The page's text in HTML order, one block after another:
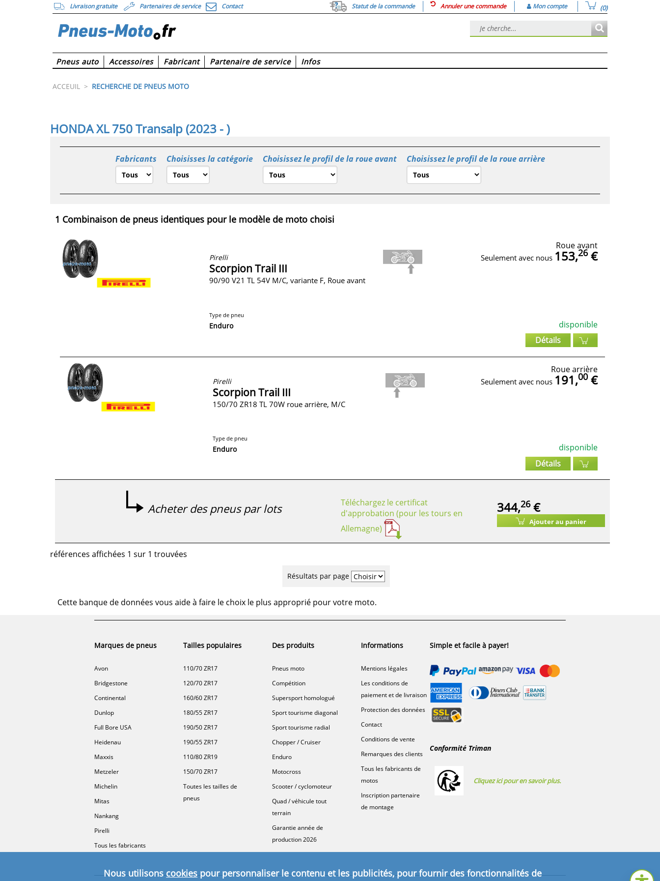
Livraison gratuite Partenaires de service Contact Statut de la commande Annuler une commande Mon compte (0)
Pneus auto Accessoires Fabricant Partenaire de service Infos
ACCEUIL > RECHERCHE DE PNEUS MOTO
HONDA XL 750 Transalp (2023 - )
Fabricants Choisisses la catégorie Choisissez le profil de la roue avant Choisissez le profil de la roue arrière
1 Combinaison de pneus identiques pour le modèle de moto choisi
Pirelli
Scorpion Trail III
90/90 V21 TL 54V M/C, variante F, Roue avant
Type de pneu
Enduro
Roue avant
Seulement avec nous 153,26€
disponible
Détails
Pirelli
Scorpion Trail III
150/70 ZR18 TL 70W roue arrière, M/C
Type de pneu
Enduro
Roue arrière
Seulement avec nous 191,00€
disponible
Détails
Acheter des pneus par lots
Téléchargez le certificat
d'approbation (pour les tours en
Allemagne)
344,26€
Ajouter au panier
références affichées 1 sur 1 trouvées
Résultats par page
Cette banque de données vous aide à faire le choix le plus approprié pour votre moto.
Marques de pneus
Avon
Bridgestone
Continental
Dunlop
Full Bore USA
Heidenau
Maxxis
Metzeler
Michelin
Mitas
Nankang
Pirelli
Tous les fabricants
Tailles populaires
110/70 ZR17
120/70 ZR17
160/60 ZR17
180/55 ZR17
190/50 ZR17
190/55 ZR17
110/80 ZR19
150/70 ZR17
Toutes les tailles de
pneus
Des produits
Pneus moto
Compétition
Supersport homologué
Sport tourisme diagonal
Sport tourisme radial
Chopper / Cruiser
Enduro
Motocross
Scooter / cyclomoteur
Quad / véhicule tout
terrain
Garantie année de
production 2026
Informations
Mentions légales
Les conditions de
paiement et de livraison
Protection des données
Contact
Conditions de vente
Remarques des clients
Tous les fabricants de
motos
Inscription partenaire
de montage
Simple et facile à payer!
Conformité Triman
Cliquez ici pour en savoir plus.
Nous utilisonscookiespour personnaliser le contenu et les publicités, pour fournir des fonctionnalités de